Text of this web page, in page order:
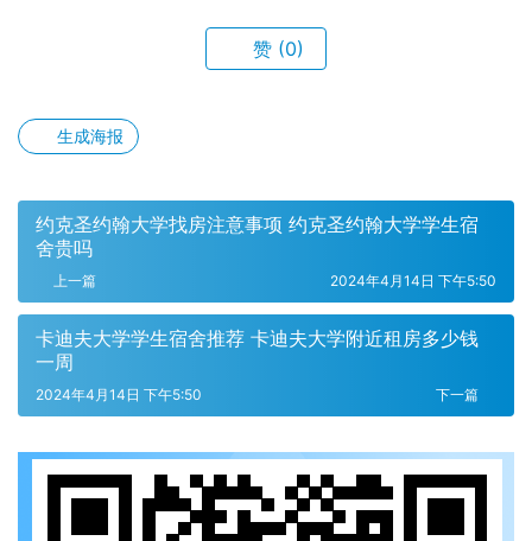
赞 (0)
生成海报
约克圣约翰大学找房注意事项 约克圣约翰大学学生宿
舍贵吗
上一篇 2024年4月14日 下午5:50
卡迪夫大学学生宿舍推荐 卡迪夫大学附近租房多少钱
一周
下一篇
2024年4月14日 下午5:50